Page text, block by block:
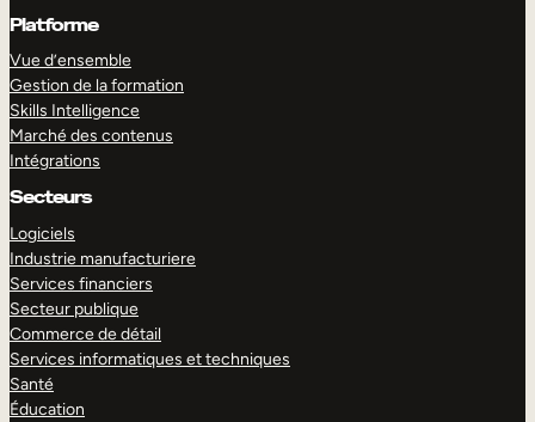
Platforme
Vue d’ensemble
Gestion de la formation
Skills Intelligence
Marché des contenus
Intégrations
Secteurs
Logiciels
Industrie manufacturiere
Services financiers
Secteur publique
Commerce de détail
Services informatiques et techniques
Santé
Éducation